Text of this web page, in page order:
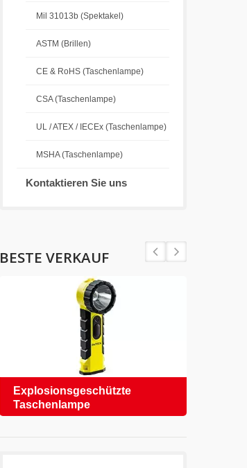
Mil 31013b (Spektakel)
ASTM (Brillen)
CE & RoHS (Taschenlampe)
CSA (Taschenlampe)
UL / ATEX / IECEx (Taschenlampe)
MSHA (Taschenlampe)
Kontaktieren Sie uns
BESTE VERKAUF
Explosionsgeschützte
Taschenlampe